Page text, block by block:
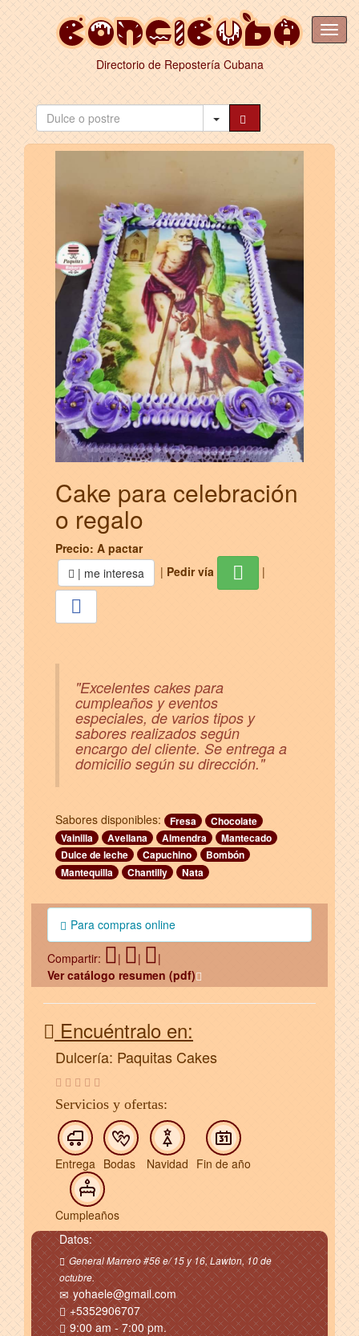
Directorio de Repostería Cubana
Cake para celebración
o regalo
Precio: A pactar
| me interesa
| Pedir vía |
"Excelentes cakes para
cumpleaños y eventos
especiales, de varios tipos y
sabores realizados según
encargo del cliente. Se entrega a
domicilio según su dirección."
Sabores disponibles: Fresa
Chocolate
Vainilla
Avellana Almendra
Mantecado
Dulce de leche
Capuchino
Bombón
Mantequilla
Chantilly Nata
Para compras online
Compartir: | |
|
Ver catálogo resumen (pdf)
Encuéntralo en:
Dulcería: Paquitas Cakes
Servicios y ofertas:
Entrega Bodas Navidad Fin de año
Cumpleaños
Datos:
General Marrero #56 e/ 15 y 16, Lawton, 10 de
octubre.
yohaele@gmail.com
+5352906707
9:00 am - 7:00 pm.